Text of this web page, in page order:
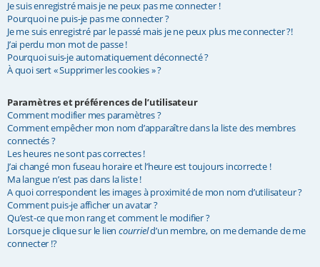
Je suis enregistré mais je ne peux pas me connecter !
Pourquoi ne puis-je pas me connecter ?
Je me suis enregistré par le passé mais je ne peux plus me connecter ?!
J’ai perdu mon mot de passe !
Pourquoi suis-je automatiquement déconnecté ?
À quoi sert « Supprimer les cookies » ?
Paramètres et préférences de l’utilisateur
Comment modifier mes paramètres ?
Comment empêcher mon nom d’apparaître dans la liste des membres
connectés ?
Les heures ne sont pas correctes !
J’ai changé mon fuseau horaire et l’heure est toujours incorrecte !
Ma langue n’est pas dans la liste !
A quoi correspondent les images à proximité de mon nom d’utilisateur ?
Comment puis-je afficher un avatar ?
Qu’est-ce que mon rang et comment le modifier ?
Lorsque je clique sur le lien courrield’un membre, on me demande de me
connecter !?